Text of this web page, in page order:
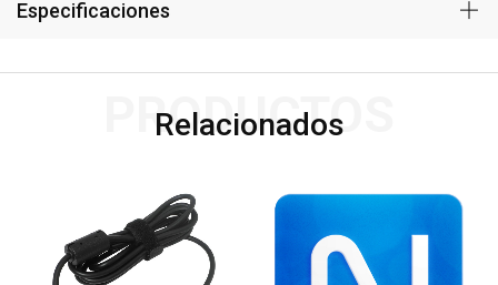
Especificaciones
Relacionados
PRODUCTOS